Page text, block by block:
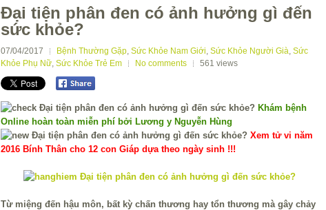
Đại tiện phân đen có ảnh hưởng gì đến
sức khỏe?
07/04/2017 Bệnh Thường Gặp, Sức Khỏe Nam Giới, Sức Khỏe Người Già, Sức
Khỏe Phụ Nữ, Sức Khỏe Trẻ Em No comments 561 views
Khám bệnh
Online hoàn toàn miễn phí bởi Lương y Nguyễn Hùng
Xem tử vi năm
2016 Bính Thân cho 12 con Giáp dựa theo ngày sinh !!!
Từ miệng đến hậu môn, bất kỳ chấn thương hay tổn thương mà gây chảy